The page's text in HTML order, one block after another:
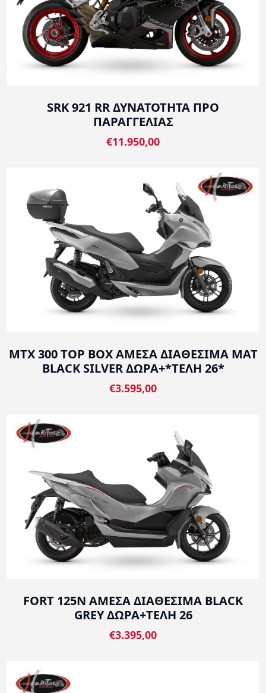
SRK 921 RR ΔΥΝΑΤΟΤΗΤΑ ΠΡΟ
ΠΑΡΑΓΓΕΛΙΑΣ
€11.950,00
MTX 300 TOP BOX ΑΜΕΣΑ ΔΙΑΘΕΣΙΜΑ MAT
BLACK SILVER ΔΩΡΑ+*ΤΕΛΗ 26*
€3.595,00
FORT 125N ΑΜΕΣΑ ΔΙΑΘΕΣΙΜΑ BLACK
GREY ΔΩΡΑ+ΤΕΛΗ 26
€3.395,00